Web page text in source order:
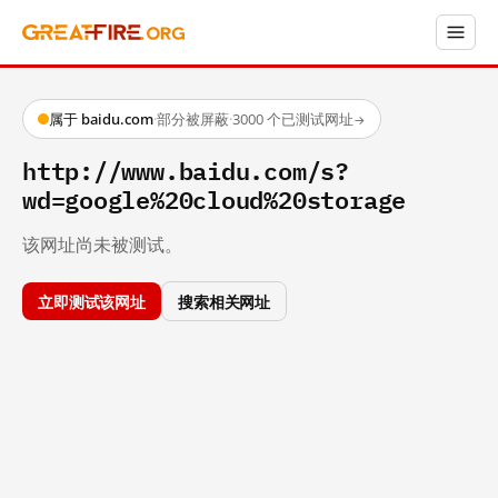
属于 baidu.com·部分被屏蔽·3000 个已测试网址→
http://www.baidu.com/s?
wd=google%20cloud%20storage
该网址尚未被测试。
立即测试该网址 搜索相关网址